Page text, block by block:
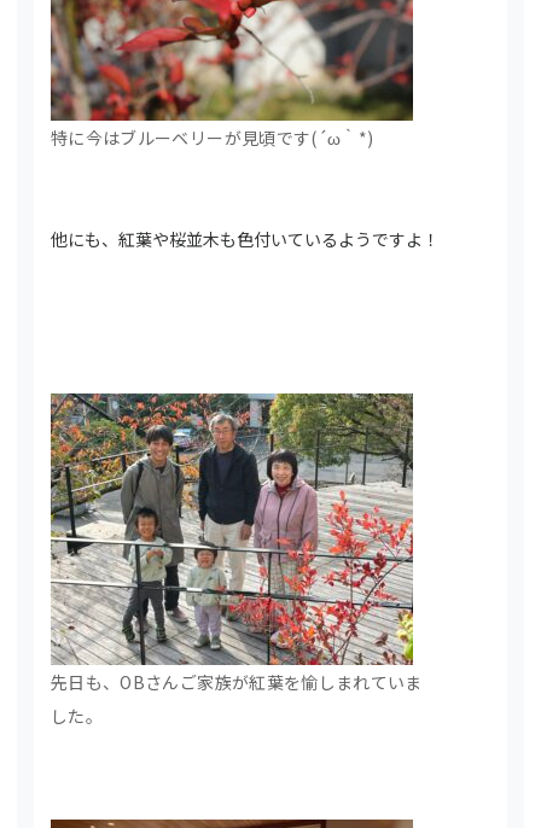
特に今はブルーベリーが見頃です(´ω｀*)
他にも、紅葉や桜並木も色付いているようですよ！
先日も、OBさんご家族が紅葉を愉しまれていま
した。